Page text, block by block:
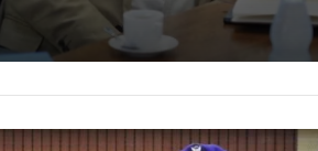
لخدمات الدفع الإلكتروني